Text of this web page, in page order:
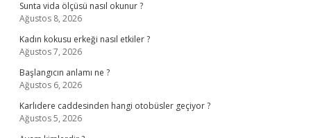
Sunta vida ölçüsü nasıl okunur ?
Ağustos 8, 2026
Kadın kokusu erkeği nasıl etkiler ?
Ağustos 7, 2026
Başlangıcın anlamı ne ?
Ağustos 6, 2026
Karlıdere caddesinden hangi otobüsler geçiyor ?
Ağustos 5, 2026